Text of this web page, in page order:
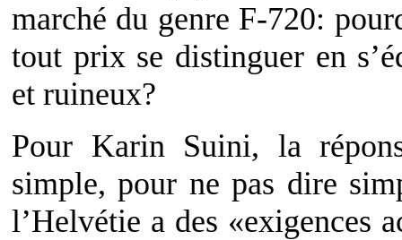
marché du genre F-720:
tout prix se distinguer en
et ruineux?
Pour Karin Suini, la
simple, pour ne pas dire
l’Helvétie a des «exigences